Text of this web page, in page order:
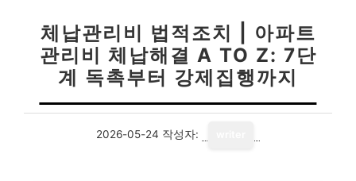
체납관리비 법적조치 | 아파트
관리비 체납해결 A TO Z: 7단
계 독촉부터 강제집행까지
2026-05-24 작성자: